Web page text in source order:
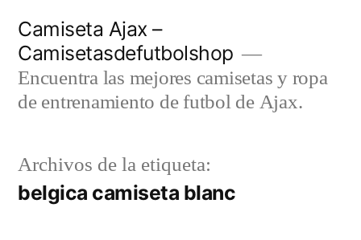
contenido
Camiseta Ajax –
Camisetasdefutbolshop
Encuentra las mejores camisetas y ropa
de entrenamiento de futbol de Ajax.
Archivos de la etiqueta:
belgica camiseta blanc